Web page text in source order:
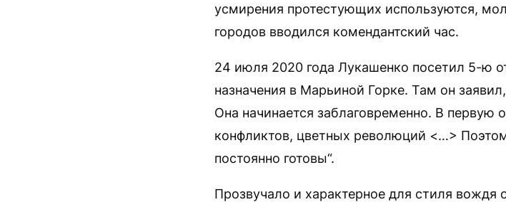
усмирения протестующих используются,
городов вводился комендантский час.
24 июля 2020 года Лукашенко посетил 5-ю
назначения в Марьиной Горке. Там он
Она начинается заблаговременно. В первую
конфликтов, цветных революций <…>
постоянно готовы“.
Прозвучало и характерное для стиля вождя